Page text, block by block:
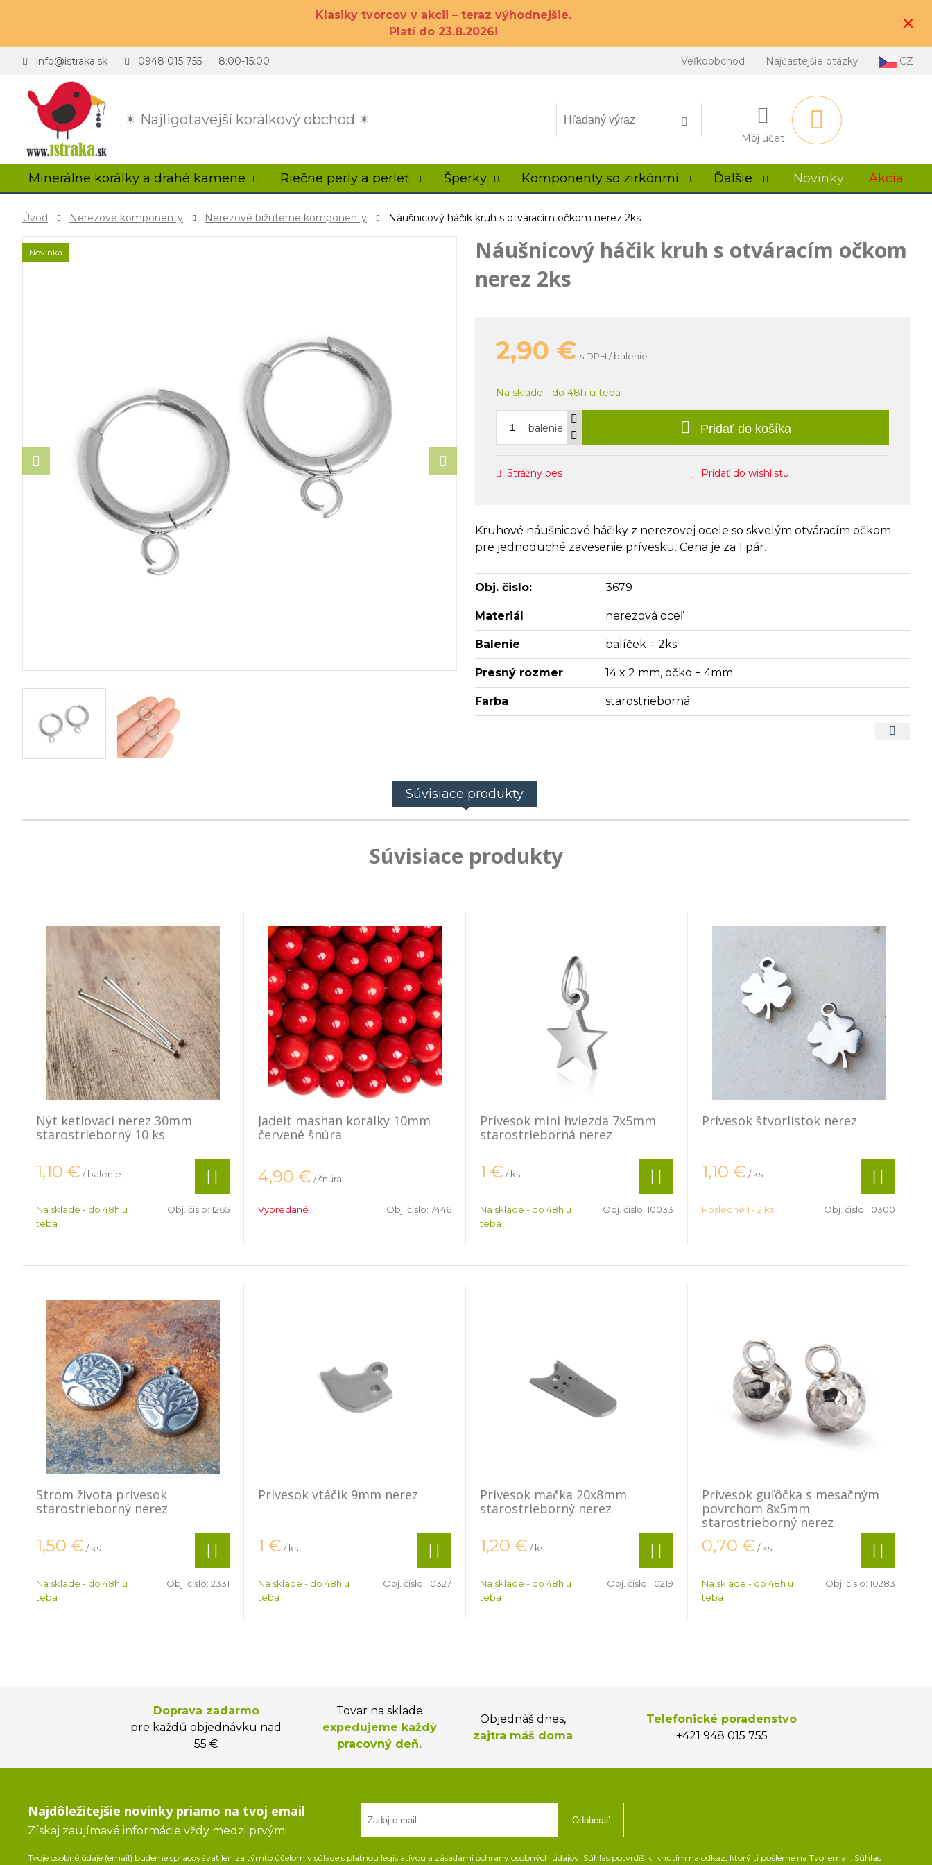
Klasiky tvorcov v akcii – teraz výhodnejšie.
Platí do 23.8.2026!
×
✴ Najligotavejší korálkový obchod ✴
info@istraka.sk 0948 015 755 8:00-15:00 Veľkoobchod Najčastejšie otázky CZ
Môj účet
Minerálne korálky a drahé kamene Riečne perly a perleť Šperky Komponenty so zirkónmi Ďalšie Novinky Akcia
Úvod Nerezové komponenty Nerezové bižutérne komponenty Náušnicový háčik kruh s otváracím očkom nerez 2ks
Novinka
Náušnicový háčik kruh s otváracím očkom
nerez 2ks
2,90 € s DPH / balenie
Na sklade - do 48h u teba
balenie Pridať do košíka
Strážny pes Pridať do wishlistu
Kruhové náušnicové háčiky z nerezovej ocele so skvelým otváracím očkom
pre jednoduché zavesenie prívesku. Cena je za 1 pár.
Obj. čislo: 3679
Materiál nerezová oceľ
Balenie balíček = 2ks
Presný rozmer 14 x 2 mm, očko + 4mm
Farba starostrieborná
Súvisiace produkty
Súvisiace produkty
Nýt ketlovací nerez 30mm
starostrieborný 10 ks
1,10 € / balenie
Na sklade - do 48h u
teba
Obj. čislo: 1265
Jadeit mashan korálky 10mm
červené šnúra
4,90 € / šnúra
Vypredané Obj. čislo: 7446
Prívesok mini hviezda 7x5mm
starostrieborná nerez
1 € / ks
Na sklade - do 48h u
teba
Obj. čislo: 10033
Prívesok štvorlístok nerez
1,10 € / ks
Posledné 1 - 2 ks Obj. čislo: 10300
Strom života prívesok
starostrieborný nerez
1,50 € / ks
Na sklade - do 48h u
teba
Obj. čislo: 2331
Prívesok vtáčik 9mm nerez
1 € / ks
Na sklade - do 48h u
teba
Obj. čislo: 10327
Prívesok mačka 20x8mm
starostrieborný nerez
1,20 € / ks
Na sklade - do 48h u
teba
Obj. čislo: 10219
Prívesok guľôčka s mesačným
povrchom 8x5mm
starostrieborný nerez
0,70 € / ks
Na sklade - do 48h u
teba
Obj. čislo: 10283
Doprava zadarmo
pre každú objednávku nad
55 €
Tovar na sklade
expedujeme každý
pracovný deň.
Objednáš dnes,
zajtra máš doma
Telefonické poradenstvo
+421 948 015 755
Najdôležitejšie novinky priamo na tvoj email
Získaj zaujímavé informácie vždy medzi prvými
Odoberať
Tvoje osobné údaje (email) budeme spracovávať len za týmto účelom v súlade s platnou legislatívou a zásadami ochrany osobných údajov. Súhlas potvrdíš kliknutím na odkaz, ktorý ti pošleme na Tvoj email. Súhlas